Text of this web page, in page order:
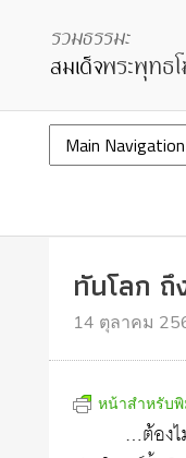
ทันโลก ถึ
14 ตุลาคม
หน้าสำหรับ
…ต้องไ